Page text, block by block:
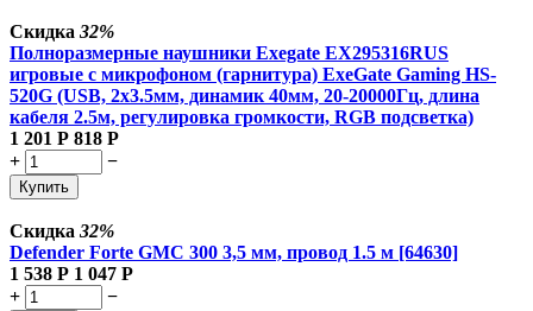
Скидка 32%
Полноразмерные наушники Exegate EX295316RUS
игровые с микрофоном (гарнитура) ExeGate Gaming HS-
520G (USB, 2x3.5мм, динамик 40мм, 20-20000Гц, длина
кабеля 2.5м, регулировка громкости, RGB подсветка)
1 201 Р 818 Р
+
−
Купить
Скидка 32%
Defender Forte GMC 300 3,5 мм, провод 1.5 м [64630]
1 538 Р 1 047 Р
+
−